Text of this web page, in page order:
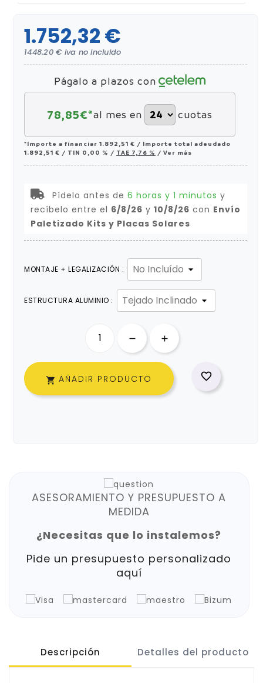
1.752,32 €
1448.20 € iva no incluido
Págalo a plazos con
78,85€*al mes en cuotas
*Importe a financiar 1.892,51 € / Importe total adeudado
1.892,51 € / TIN 0,00 % / TAE 7,76 % / Ver más
Pídelo antes de 6 horas y 1 minutos y
recíbelo entre el 6/8/26 y 10/8/26 con Envío
Paletizado Kits y Placas Solares
MONTAJE + LEGALIZACIÓN :
ESTRUCTURA ALUMINIO :
 AÑADIR PRODUCTO 
ASESORAMIENTO Y PRESUPUESTO A
MEDIDA
¿Necesitas que lo instalemos?
Pide un presupuesto personalizado
aquí
Descripción Detalles del producto